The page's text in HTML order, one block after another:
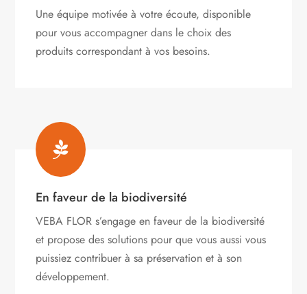
Une équipe motivée à votre écoute, disponible
pour vous accompagner dans le choix des
produits correspondant à vos besoins.

En faveur de la biodiversité
VEBA FLOR s’engageen faveur de la biodiversité
et propose des solutions pour que vous aussi vous
puissiez contribuer à sa préservation et à son
développement.